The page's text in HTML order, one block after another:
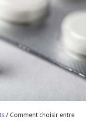
/ Comment choisir entre